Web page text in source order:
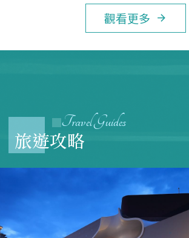
觀看更多 arrow_forward
Travel Guides
旅遊攻略